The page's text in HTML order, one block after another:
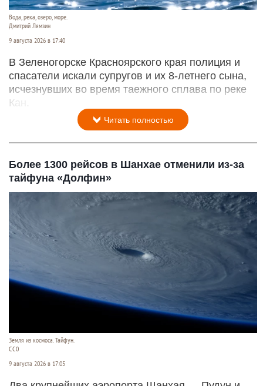
Вода, река, озеро, море.
Дмитрий Лямзин
9 августа 2026 в 17:40
В Зеленогорске Красноярского края полиция и
спасатели искали супругов и их 8-летнего сына,
исчезнувших во время таежного сплава по реке
Кан.
Читать полностью
Более 1300 рейсов в Шанхае отменили из-за
тайфуна «Долфин»
Земля из космоса. Тайфун.
СС0
9 августа 2026 в 17:05